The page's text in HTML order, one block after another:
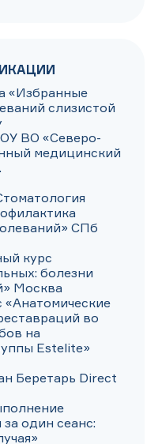
«Избранные
слизистой
ВО «Северо-
медицинский
СПб
курс
болезни
Москва
«Анатомические
во
на
Estelite»
Беретарь Direct
один сеанс: